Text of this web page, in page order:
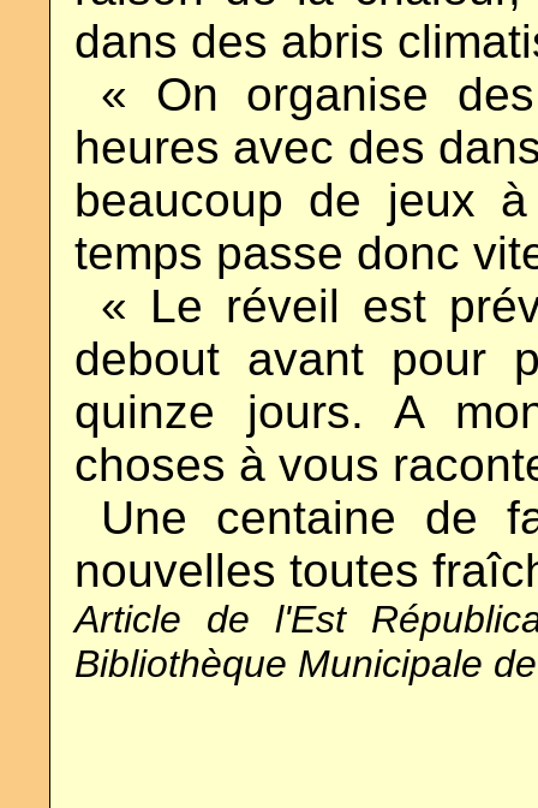
dans des abris
« On organise
heures avec des
beaucoup de jeux
temps passe donc
« Le réveil est
debout avant pour
quinze jours. A
choses à vous
Une centaine de
nouvelles toutes
Article de l'Est
Bibliothèque Municipale